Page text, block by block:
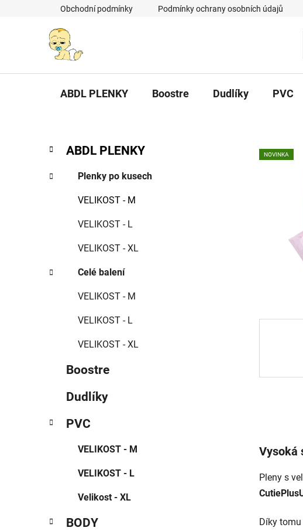
Obchodní podmínky Podmínky ochrany osobních údajů
ABDL PLENKY Boostre Dudlíky PVC
P
s
í
p
kategorie
K
a
e
ABDL PLENKY
Plenky po kusech
VELIKOST - M
VELIKOST - L
VELIKOST - XL
Celé balení
VELIKOST - M
VELIKOST - L
VELIKOST - XL
Boostre
Dudlíky
PVC
VELIKOST - M
VELIKOST - L
Velikost - XL
BODY
NOVINKA
Vysoká
Pleny s
Díky